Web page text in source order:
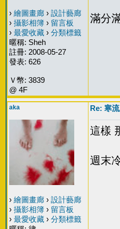
› 繪圖畫廊 › 設計藝廊
› 攝影相簿 › 留言板
› 最愛收藏 › 分類標籤
暱稱: Sheh
註冊: 2008-05-27
發表: 626
Ｖ幣: 3839
@ 4F
滿分
aka
› 繪圖畫廊 › 設計藝廊
› 攝影相簿 › 留言板
› 最愛收藏 › 分類標籤
Re: 寒
這樣
週末